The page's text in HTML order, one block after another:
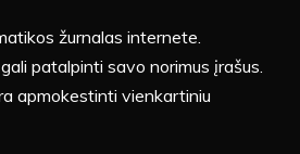
žurnalas internete.
patalpinti savo norimus įrašus.
apmokestinti vienkartiniu